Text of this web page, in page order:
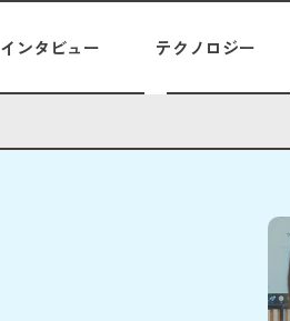
インタビュー テクノロジー